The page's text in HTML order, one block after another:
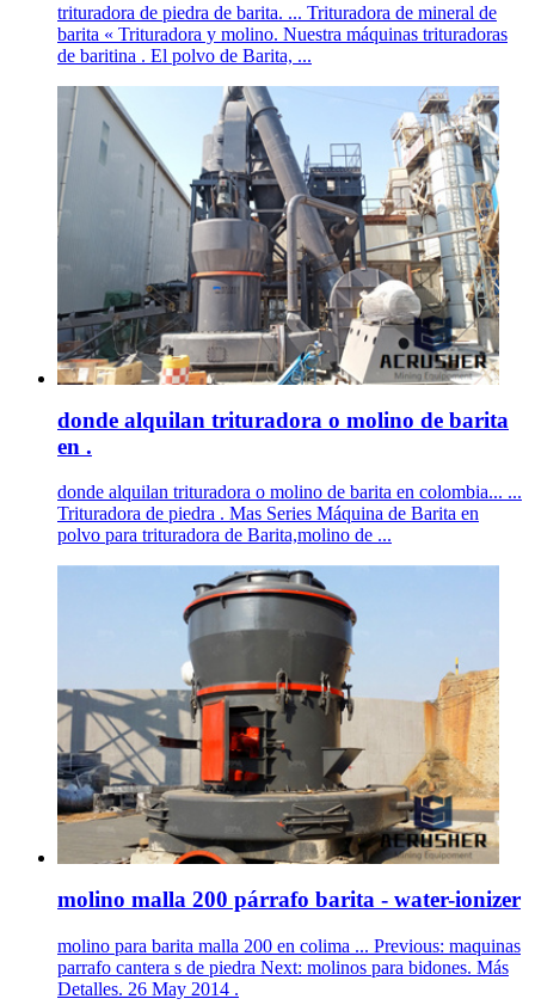
trituradora de piedra de barita. ... Trituradora de mineral de
barita « Trituradora y molino. Nuestra máquinas trituradoras
de baritina . El polvo de Barita, ...
donde alquilan trituradora o molino de barita
en .
donde alquilan trituradora o molino de barita en colombia... ...
Trituradora de piedra . Mas Series Máquina de Barita en
polvo para trituradora de Barita,molino de ...
molino malla 200 párrafo barita - water-ionizer
molino para barita malla 200 en colima ... Previous: maquinas
parrafo cantera s de piedra Next: molinos para bidones. Más
Detalles. 26 May 2014 .